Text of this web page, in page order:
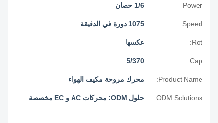
Power:
Speed:
عكسها
5/370
Product Name: محرك مروحة مكيف الهواء
ODM Solutions: حلول ODM: محركات AC و EC مخصصة